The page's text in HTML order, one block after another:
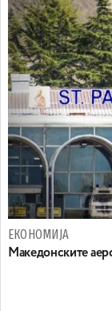
ЕКОНОМИЈА
Maкедонските